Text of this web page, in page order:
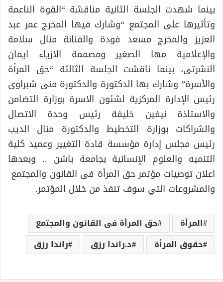
بينما شهدت الجلسة الثانية مناقشة “القوة الناعمة
وتأثيرها على المجتمع “وشارك فيها المخرج عمر عبد
العزيز والمخرج مسعد فودة والفنانة منال سلامة
والإعلامية مها الصغير ومصممة الازياء ايمان
النشرتى، بينما ناقشت الجلسة الثالثة “حق المرأة
والأسرة” وشارك بها الدكتورة والدكتورة منى شبراوى
رئيس الإدارة المركزية لشئون الاسرة بوزارة التضامن
والاستاذة نيفين خليفة رئيس وحدة الاتصال
والشراكات بوزارة التخطيط والدكتورة منال الديب
رئيس مجلس إدارة مؤسسة قادة التغيير وعميد كلية
التنميه والعلوم الإنسانية بجامعة باشن .. وبعدها
اعلان توصيات مؤتمر حق المرأة فى القانون والمجتمع
والمشروعات التي سوف تنفذ من خلال المؤتمر.
المرأة
حق المرأة فى القانون والمجتمع
حقوق المرأة
د.راندا رزق راندا رزق